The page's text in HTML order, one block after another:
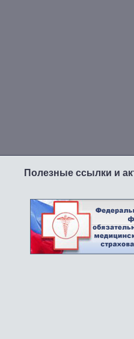
Полезные ссылки и